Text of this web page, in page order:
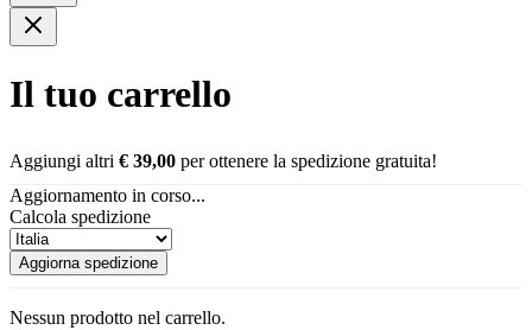
Il tuo carrello
Aggiungi altri € 39,00 per ottenere la spedizione gratuita!
Aggiornamento in corso...
Calcola spedizione
Aggiorna spedizione
Nessun prodotto nel carrello.